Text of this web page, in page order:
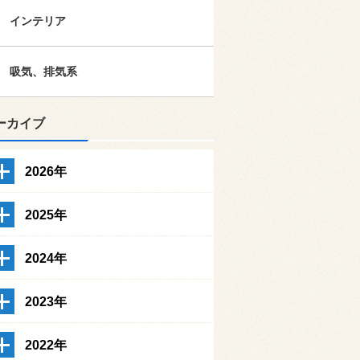
インテリア
吸気、排気系
カイブ
2026年
2025年
2024年
2023年
2022年